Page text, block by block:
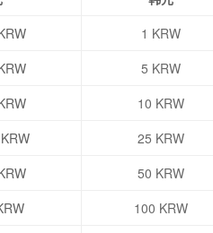
1 KRW
5 KRW
10 KRW
25 KRW
50 KRW
100 KRW